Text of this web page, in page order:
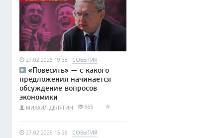
27.02.2026 19:38 СОБЫТИЯ
«Повесить» — с какого
предложения начинается
обсуждение вопросов
экономики
МИХАИЛ ДЕЛЯГИН 665
27.02.2026 15:26 СОБЫТИЯ